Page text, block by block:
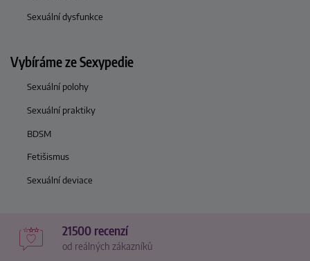
Sexuální dysfunkce
Vybíráme ze Sexypedie
Sexuální polohy
Sexuální praktiky
BDSM
Fetišismus
Sexuální deviace
21500 recenzí
od reálných zákazníků